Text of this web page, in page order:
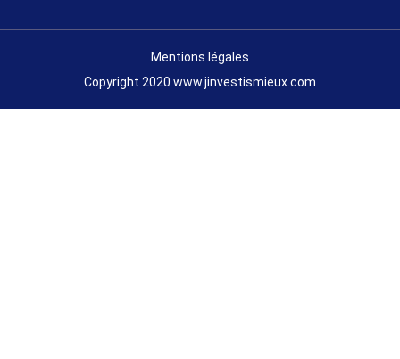
Mentions légales
Copyright 2020 www.jinvestismieux.com